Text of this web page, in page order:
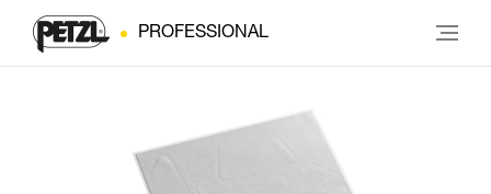
PROFESSIONAL